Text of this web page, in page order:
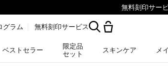
無料刻印サー
グラム 無料刻印サービス
ベストセラー
限定品
セット
スキンケア メ